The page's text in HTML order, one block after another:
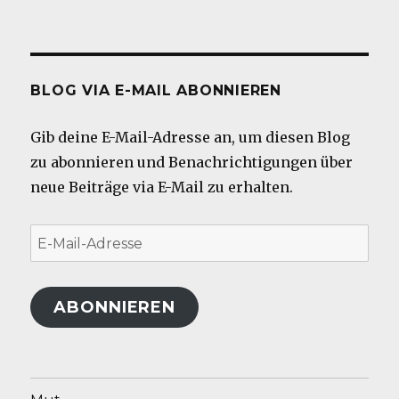
BLOG VIA E-MAIL ABONNIEREN
Gib deine E-Mail-Adresse an, um diesen Blog
zu abonnieren und Benachrichtigungen über
neue Beiträge via E-Mail zu erhalten.
E-
Mail-
Adresse
ABONNIEREN